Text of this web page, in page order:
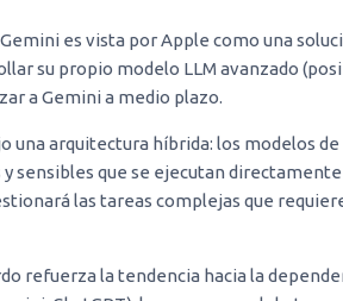
es vista por Apple como una
su propio modelo LLM avanzado
a Gemini a medio plazo.
una arquitectura híbrida: los modelos de
sensibles que se ejecutan
las tareas complejas que
refuerza la tendencia hacia la